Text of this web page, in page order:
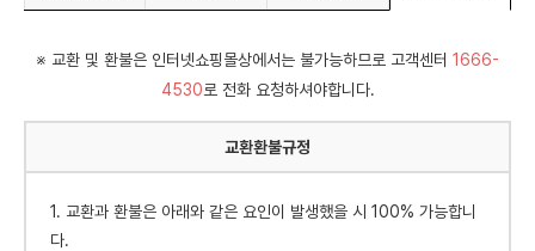
※ 교환 및 환불은 인터넷쇼핑몰상에서는 불가능하므로 고객센터 1666-
4530로 전화 요청하셔야합니다.
교환환불규정
1. 교환과 환불은 아래와 같은 요인이 발생했을 시 100% 가능합니
다.